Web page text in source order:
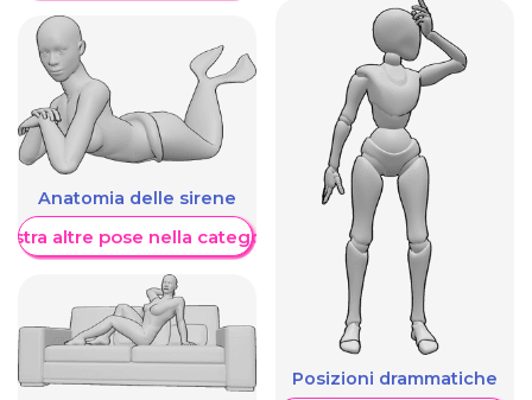
Anatomia delle sirene
altre pose nella categoria
Posizioni drammatiche